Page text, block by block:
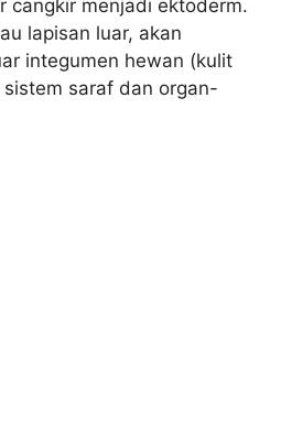
cangkir menjadi ektoderm.
lapisan luar, akan
integumen hewan (kulit
saraf dan organ-